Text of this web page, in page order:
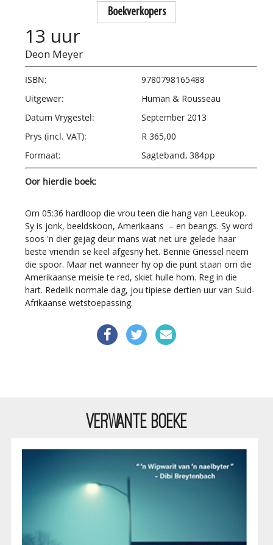
Boekverkopers
13 uur
Deon Meyer
ISBN:
9780798165488
Uitgewer:
Human & Rousseau
Datum Vrygestel:
September 2013
Prys (incl. VAT):
R 365,00
Formaat:
Sagteband, 384pp
Oor hierdie boek:
Om 05:36 hardloop die vrou teen die hang van Leeukop.
Sy is jonk, beeldskoon, Amerikaans – en beangs. Sy word
soos 'n dier gejag deur mans wat net ure gelede haar
beste vriendin se keel afgesny het. Bennie Griessel neem
die spoor. Maar net wanneer hy op die punt staan om die
Amerikaanse meisie te red, skiet hulle hom. Reg in die
hart. Redelik normale dag, jou tipiese dertien uur van Suid-
Afrikaanse wetstoepassing.
VERWANTE BOEKE